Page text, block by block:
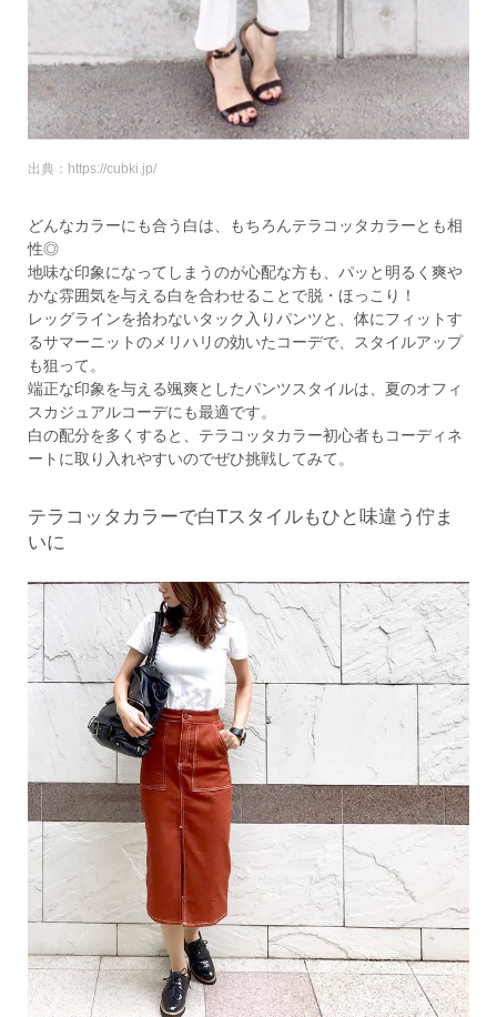
出典：https://cubki.jp/
どんなカラーにも合う白は、もちろんテラコッタカラーとも相
性◎
地味な印象になってしまうのが心配な方も、パッと明るく爽や
かな雰囲気を与える白を合わせることで脱・ほっこり！
レッグラインを拾わないタック入りパンツと、体にフィットす
るサマーニットのメリハリの効いたコーデで、スタイルアップ
も狙って。
端正な印象を与える颯爽としたパンツスタイルは、夏のオフィ
スカジュアルコーデにも最適です。
白の配分を多くすると、テラコッタカラー初心者もコーディネ
ートに取り入れやすいのでぜひ挑戦してみて。
テラコッタカラーで白Tスタイルもひと味違う佇ま
いに